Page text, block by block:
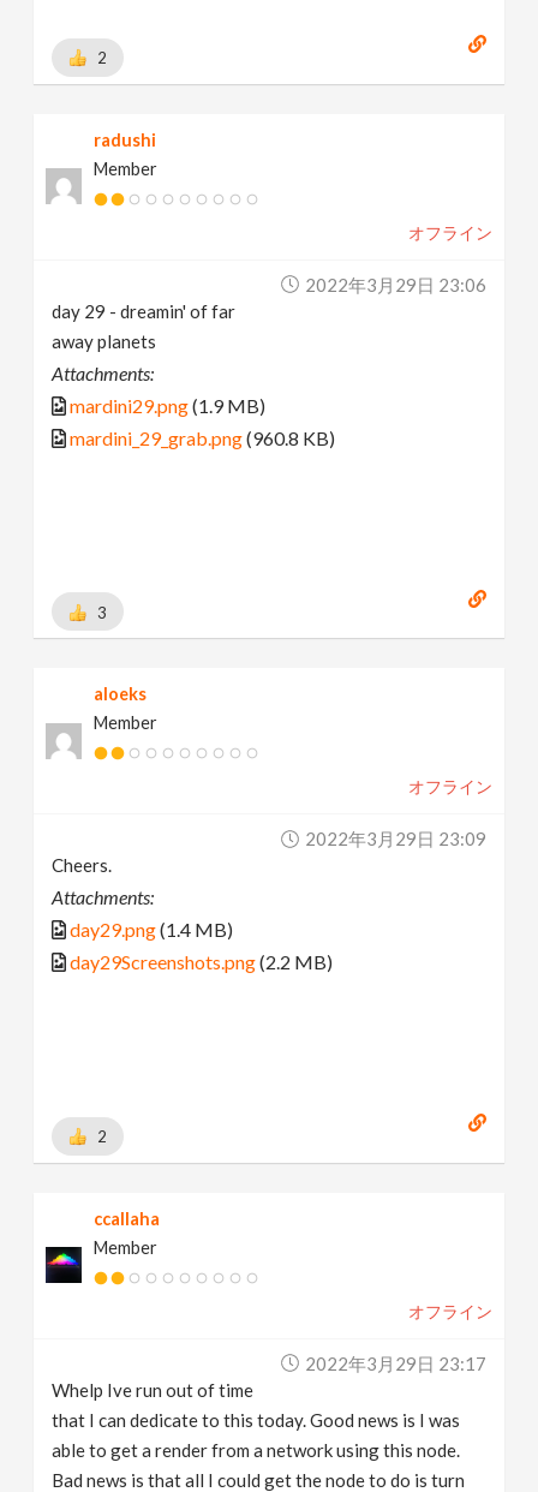
2
radushi
Member
オフライン
2022年3月29日 23:06
day 29 - dreamin' of far
away planets
Attachments:
mardini29.png(1.9 MB)
mardini_29_grab.png(960.8 KB)
3
aloeks
Member
オフライン
2022年3月29日 23:09
Cheers.
Attachments:
day29.png(1.4 MB)
day29Screenshots.png(2.2 MB)
2
ccallaha
Member
オフライン
2022年3月29日 23:17
Whelp Ive run out of time
that I can dedicate to this today. Good news is I was
able to get a render from a network using this node.
Bad news is that all I could get the node to do is turn